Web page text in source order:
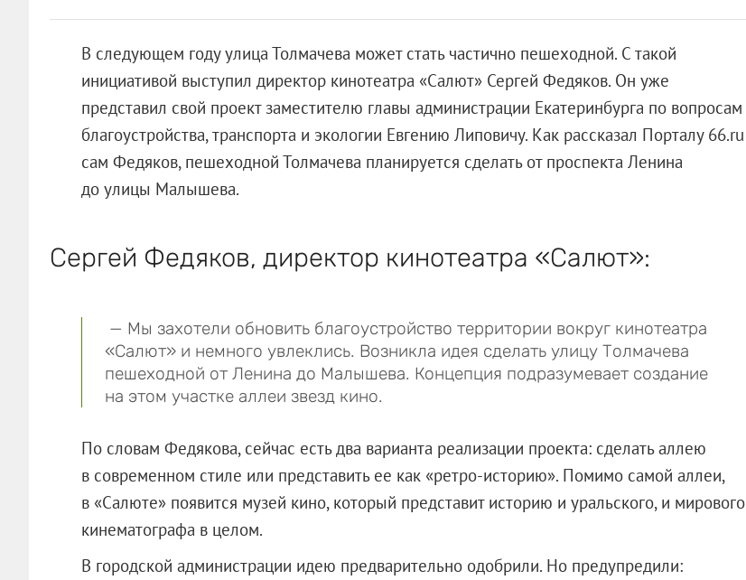
В следующем году улица Толмачева может стать частично пешеходной. С такой
инициативой выступил директор кинотеатра «Салют» Сергей Федяков. Он уже
представил свой проект заместителю главы администрации Екатеринбурга по вопросам
благоустройства, транспорта и экологии Евгению Липовичу. Как рассказал Порталу 66.ru
сам Федяков, пешеходной Толмачева планируется сделать от проспекта Ленина
до улицы Малышева.
Сергей Федяков, директор кинотеатра «Салют»:
— Мы захотели обновить благоустройство территории вокруг кинотеатра
«Салют» и немного увлеклись. Возникла идея сделать улицу Толмачева
пешеходной от Ленина до Малышева. Концепция подразумевает создание
на этом участке аллеи звезд кино.
По словам Федякова, сейчас есть два варианта реализации проекта: сделать аллею
в современном стиле или представить ее как «ретро-историю». Помимо самой аллеи,
в «Салюте» появится музей кино, который представит историю и уральского, и мирового
кинематографа в целом.
В городской администрации идею предварительно одобрили. Но предупредили: